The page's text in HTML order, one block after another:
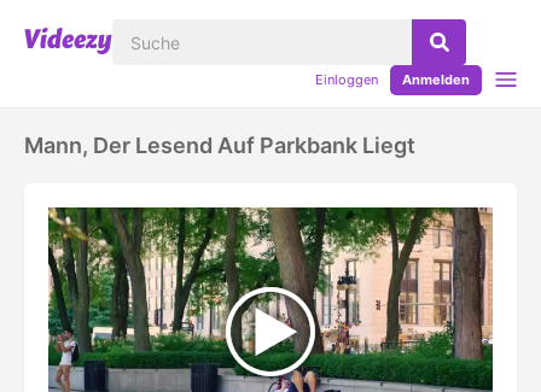
Einloggen Anmelden
Mann, Der Lesend Auf Parkbank Liegt